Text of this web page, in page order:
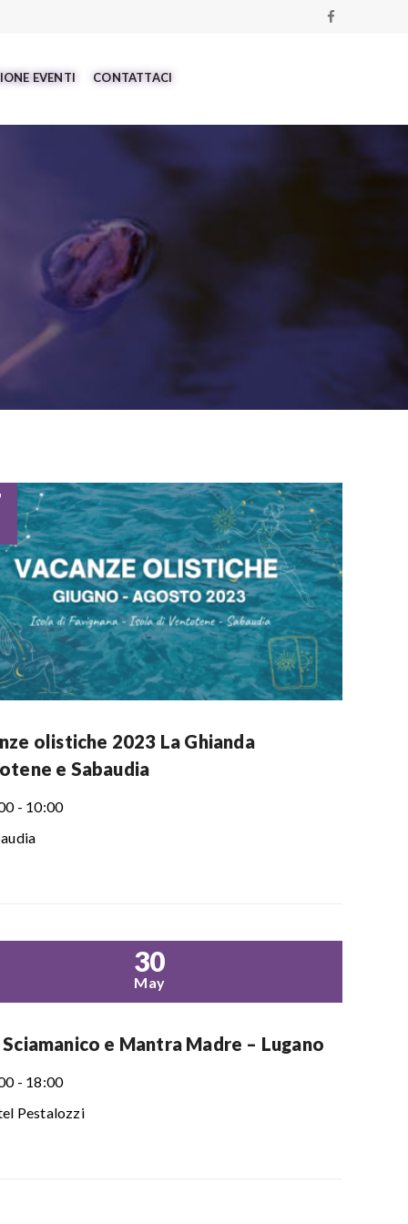
EVENTI CONTATTACI
olistiche 2023 La Ghianda
e Sabaudia
- 10:00
30
May
Sciamanico e Mantra Madre – Lugano
- 18:00
Pestalozzi